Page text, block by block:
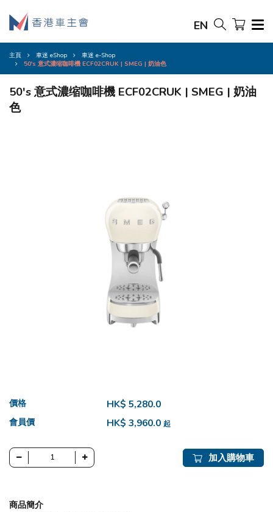
EN
主頁 車迷 eShop
車迷 e-Shop
50's 意式濃缩咖啡機 ECF02CRUK | SMEG | 奶油色
50's 意式濃缩咖啡機 ECF02CRUK | SMEG | 奶油
色
價格 HK$ 5,280.0
會員價 HK$ 3,960.0 起
加入購物車
商品簡介